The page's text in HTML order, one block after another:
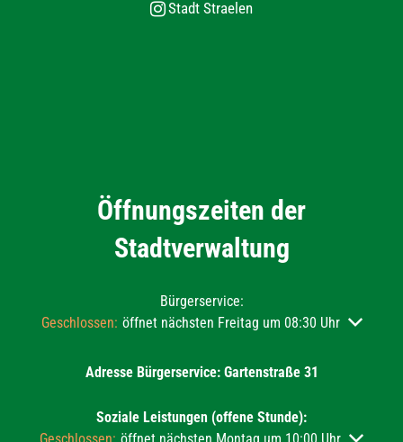
Stadt Straelen
Öffnungszeiten der
Stadtverwaltung
Bürgerservice:
Klicken, um weitere Öffnungs- oder Schließzeiten
Geschlossen: öffnet nächsten Freitag um 08:30 Uhr
Adresse Bürgerservice: Gartenstraße 31
Soziale Leistungen (offene Stunde):